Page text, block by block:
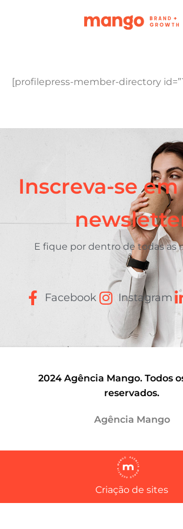
[profilepress-member-directory
Inscreva-se em
E fique por dentro de todas as
Facebook Instagram
2024 Agência Mango. Todos
reservados.
Agência Mango
Criação de sites